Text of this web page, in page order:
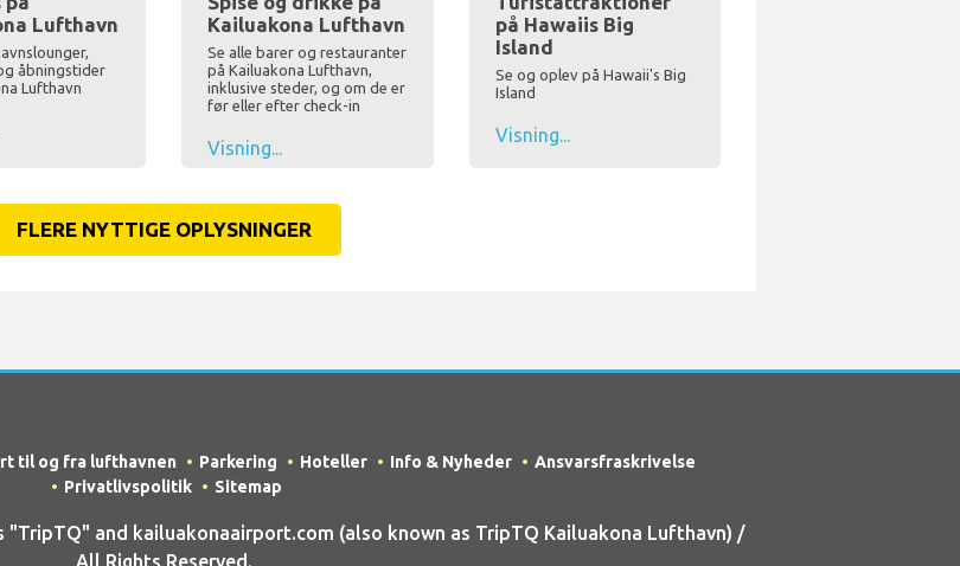
Lufthavn
åbningstider
Lufthavn
Kailuakona Lufthavn
Se alle barer og restauranter
på Kailuakona Lufthavn,
inklusive steder, og om de er
før eller efter check-in
Visning...
på Hawaiis Big
Island
Se og oplev på Hawaii's Big
Island
Visning...
FLERE NYTTIGE OPLYSNINGER
til og fra lufthavnen Parkering Hoteller Info & Nyheder
Ansvarsfraskrivelse
Privatlivspolitik
Sitemap
"TripTQ" and kailuakonaairport.com (also known as TripTQ Kailuakona Lufthavn) /
All Rights Reserved.